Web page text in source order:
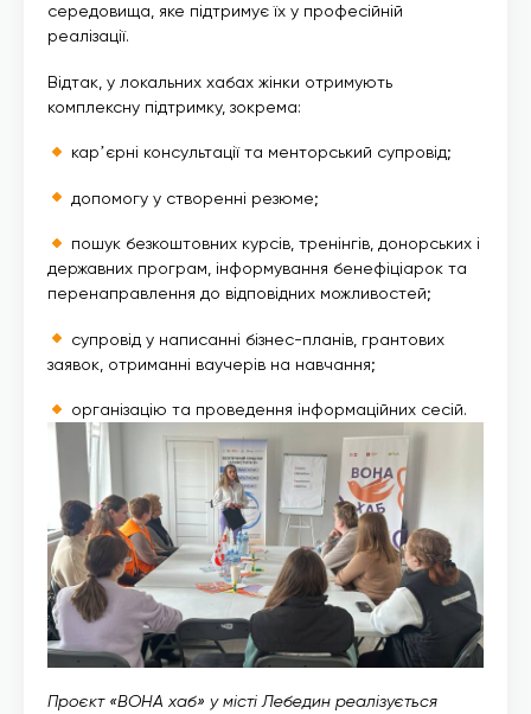
середовища, яке підтримує їх у професійній
реалізації.
Відтак, у локальних хабах жінки отримують
комплексну підтримку, зокрема:
карʼєрні консультації та менторський супровід;
допомогу у створенні резюме;
пошук безкоштовних курсів, тренінгів, донорських і
державних програм, інформування бенефіціарок та
перенаправлення до відповідних можливостей;
супровід у написанні бізнес-планів, грантових
заявок, отриманні ваучерів на навчання;
організацію та проведення інформаційних сесій.
Проєкт «ВОНА хаб» у місті Лебедин реалізується